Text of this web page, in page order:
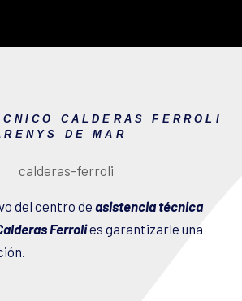
CALDERAS FERROLI
DE MAR
del centro de asistencia técnica
Ferrolies garantizarle una